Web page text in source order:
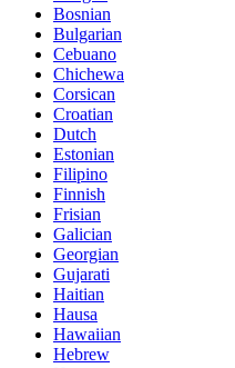
Bosnian
Bulgarian
Cebuano
Chichewa
Corsican
Croatian
Dutch
Estonian
Filipino
Finnish
Frisian
Galician
Georgian
Gujarati
Haitian
Hausa
Hawaiian
Hebrew